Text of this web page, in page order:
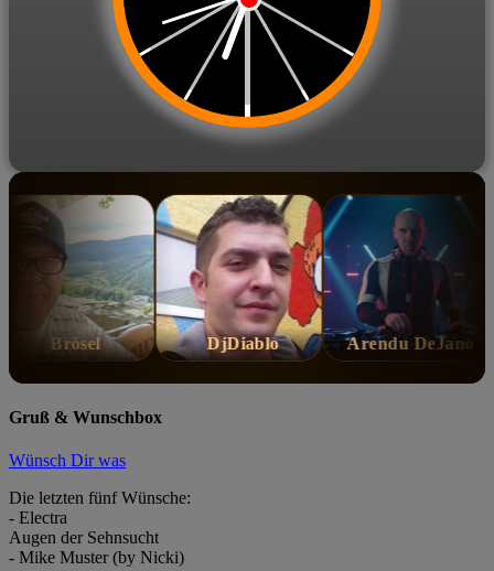
Brösel DjDiablo Arendu DeJano
Gruß & Wunschbox
Wünsch Dir was
Die letzten fünf Wünsche:
- Electra
Augen der Sehnsucht
- Mike Muster (by Nicki)